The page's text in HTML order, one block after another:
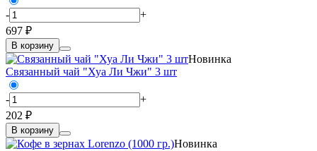
-
+
697 ₽
В корзину
Новинка
Связанный чай "Хуа Ли Чжи" 3 шт
-
+
202 ₽
В корзину
Новинка